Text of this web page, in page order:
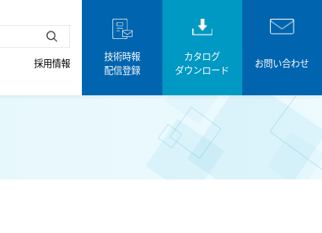
採用情報
技術時報
配信登録
カタログ
ダウンロード
お問い合わせ